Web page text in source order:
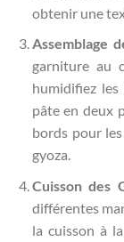
obtenir une
Assemblage
garniture au
humidifiez les
pâte en deux
bords pour
gyoza.
Cuisson des
différentes
la cuisson à